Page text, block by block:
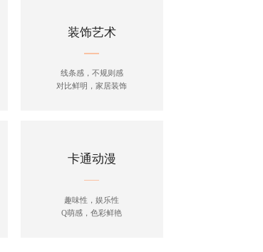
装饰艺术
线条感，不规则感
对比鲜明，家居装饰
卡通动漫
趣味性，娱乐性
Q萌感，色彩鲜艳